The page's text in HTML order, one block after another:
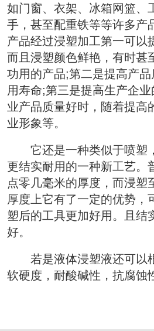
如门窗、衣架、冰箱网篮、
手，甚至配重铁等等许多产
产品经过浸塑加工第一可以
而且浸塑颜色鲜艳，有时甚
功用的产品;第二是提高产
用寿命;第三是提高生产企
业产品质量好时，随着提高
业形象等。
它还是一种类似于喷塑，
更结实耐用的一种新工艺。
点零几毫米的厚度，而浸塑
厚度上它有了一定的优势，
塑后的工具更加好用。且结
好。
若是液体浸塑液还可以
软硬度，耐酸碱性，抗腐蚀